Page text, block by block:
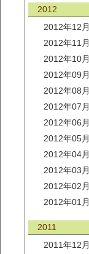
2012
2012年12月
2012年11月
2012年10月
2012年09月
2012年08月
2012年07月
2012年06月
2012年05月
2012年04月
2012年03月
2012年02月
2012年01月
2011
2011年12月